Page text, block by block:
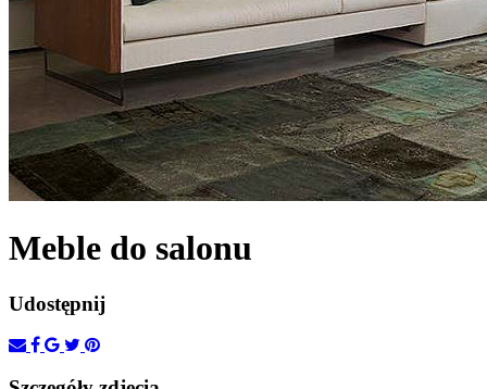
Meble do salonu
Udostępnij